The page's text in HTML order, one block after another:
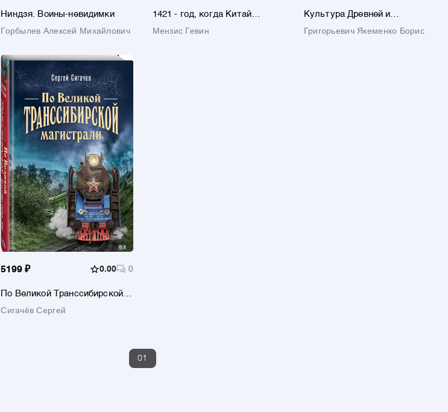
Ниндзя. Воины-невидимки
Горбылев Алексей Михайлович
1421 - год, когда Китай
Мензис Гевин
Культура Древней и
Григорьевич Якеменко Борис
5199 ₽ 0.00 0
По Великой Транссибирской
Сигачёв Сергей
01